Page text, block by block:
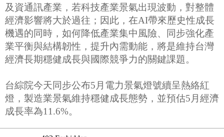
及資通訊產業，若科技產業景氣出現波動，對整體
經濟影響將大於過往；因此，在AI帶來歷史性成長
機遇的同時，如何降低產業集中風險、同步強化產
業平衡與結構韌性，提升內需動能，將是維持台灣
經濟長期穩健成長與國際競爭力的關鍵課題。
台綜院今天同步公布5月電力景氣燈號續呈熱絡紅
燈，製造業景氣維持穩健成長態勢，並預估5月經濟
成長率為11.6%。